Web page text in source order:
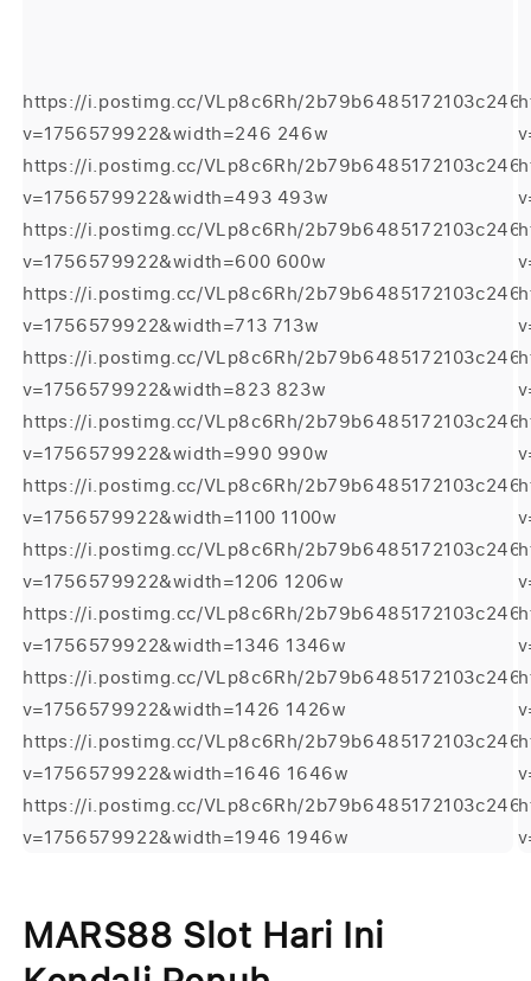
https://i.postimg.cc/VLp8c6Rh/
v=1756579922&width=246 246w
https://i.postimg.cc/VLp8c6Rh/
v=1756579922&width=493 493w
https://i.postimg.cc/VLp8c6Rh/
v=1756579922&width=600 600w
https://i.postimg.cc/VLp8c6Rh/
v=1756579922&width=713 713w
https://i.postimg.cc/VLp8c6Rh/
v=1756579922&width=823 823w
https://i.postimg.cc/VLp8c6Rh/
v=1756579922&width=990 990w
https://i.postimg.cc/VLp8c6Rh/
v=1756579922&width=1100 1100w
https://i.postimg.cc/VLp8c6Rh/
v=1756579922&width=1206 1206w
https://i.postimg.cc/VLp8c6Rh/
v=1756579922&width=1346 1346w
https://i.postimg.cc/VLp8c6Rh/
v=1756579922&width=1426 1426w
https://i.postimg.cc/VLp8c6Rh/
v=1756579922&width=1646 1646w
https://i.postimg.cc/VLp8c6Rh/
v=1756579922&width=1946 1946w
di
modal
MARS88 Slot Hari Ini